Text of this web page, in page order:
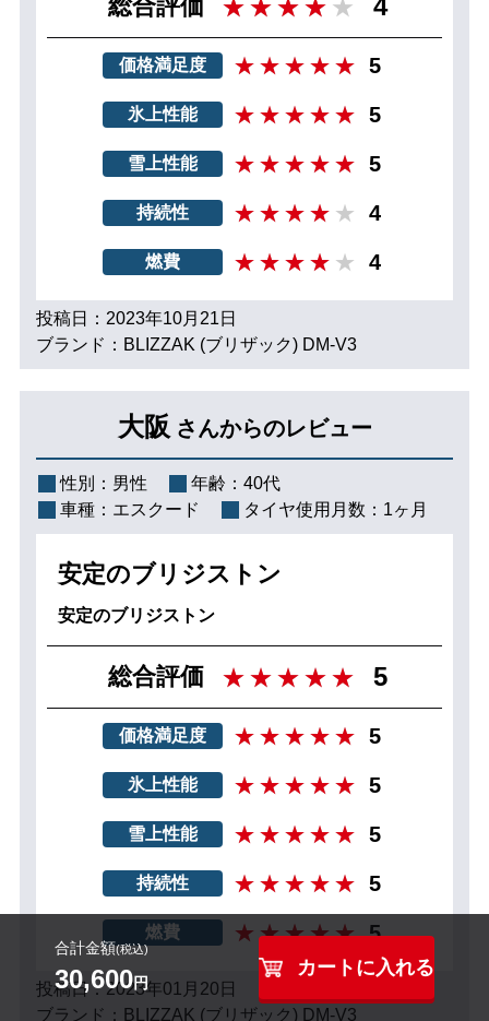
合計金額(税込)
30,600円
カートに入れる
総合評価
価格満足度 5
氷上性能 5
雪上性能 5
持続性 4
燃費 4
投稿日：2023年10月21日
ブランド：BLIZZAK (ブリザック) DM-V3
大阪 さんからのレビュー
性別： 男性 年齢： 40代
車種： エスクード タイヤ使用月数： 1ヶ月
安定のブリジストン
安定のブリジストン
総合評価 5
価格満足度 5
氷上性能 5
雪上性能 5
持続性 5
燃費 5
投稿日：2023年01月20日
ブランド：BLIZZAK (ブリザック) DM-V3